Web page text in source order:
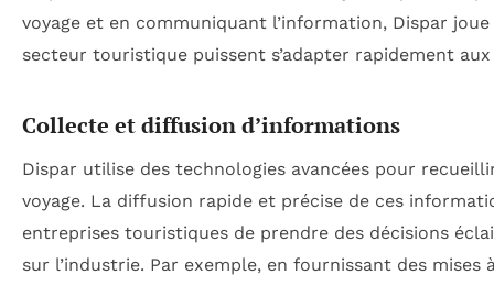
voyage et en communiquant l’information, Dispar
secteur touristique puissent s’adapter rapidement
Collecte et diffusion d’informations
Dispar utilise des technologies avancées pour
voyage. La diffusion rapide et précise de ces
entreprises touristiques de prendre des décisions
sur l’industrie. Par exemple, en fournissant des